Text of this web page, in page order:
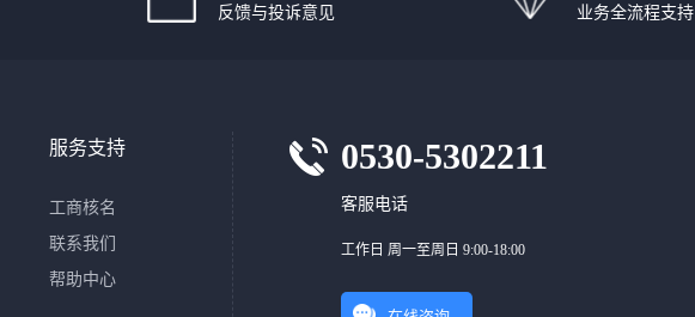
反馈与投诉意见 业务全流程支持
服务支持
工商核名
联系我们
帮助中心
0530-5302211
客服电话
工作日 周一至周日 9:00-18:00